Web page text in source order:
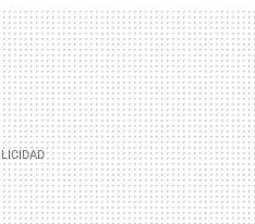
MAIL